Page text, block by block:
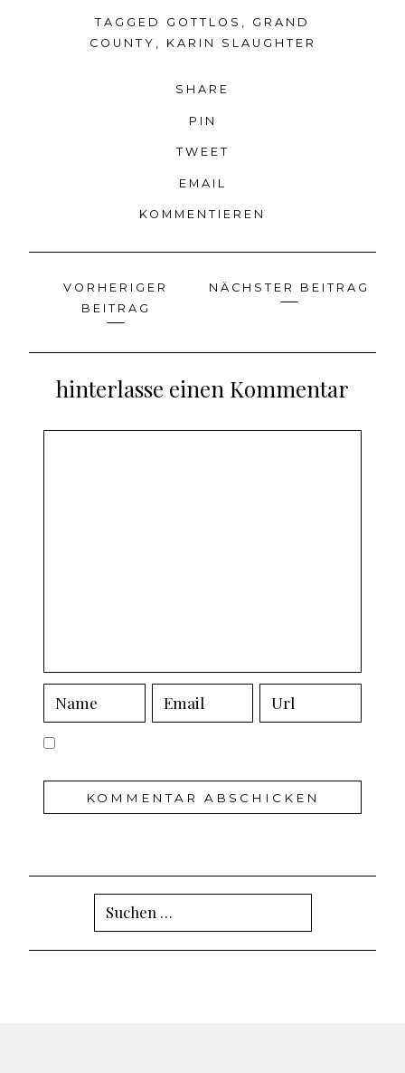
TAGGED GOTTLOS , GRAND
COUNTY , KARIN SLAUGHTER
SHARE
PIN
TWEET
EMAIL
KOMMENTIEREN
Beitragsnavigation
VORHERIGER
BEITRAG
NÄCHSTER BEITRAG
hinterlasse einen Kommentar
Suchen
nach: